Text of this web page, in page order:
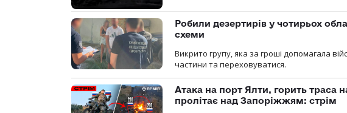
Робили дезертирів у чотирьох
схеми
Викрито групу, яка за гроші допомагала
частини та переховуватися.
Атака на порт Ялти, горить
пролітає над Запоріжжям: стрім